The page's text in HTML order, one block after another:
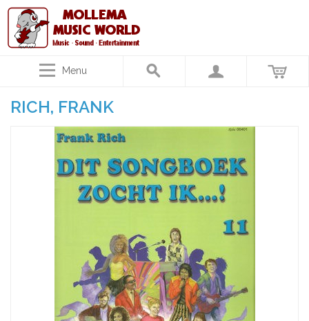
Menu
RICH, FRANK